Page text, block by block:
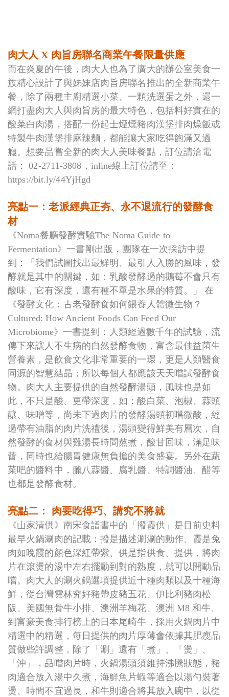
肉大人 X 肉旨房聯名商業午餐限量供應
而在炎夏的午後，肉大人也為了廣大的辦公室美食一
族精心設計了與姊妹店肉旨房聯名推出的全新商業午
餐，除了兩種主廚精選小菜、一顆洗選蛋之外，還一
網打盡肉大人與肉旨房的最大特色，包括料好實在的
酸菜白肉湯，搭配一份起士煙燻豬肉漢堡排肉燥飯或
特製牛肉漢堡排麻辣麵，都能讓大家吃得飽滿又過
癮。想要品嘗全新的肉大人美味餐點，訂位請洽電
話： 02-2711-3808，inline線上訂位請至：
https://bit.ly/44YjHgd
亮點一：老派經典正夯、永不退流行的發酵食
材
《Noma餐廳發酵實驗The Noma Guide to
Fermentation》一書剛出版，團隊在一次採訪中提
到：「我們試圖找出最鮮明、最引人入勝的風味，發
酵就是其中的關鍵，如：乳酸發酵過的鵝莓不會只有
酸味，它有深度，還有種不單是水果的特質。」 在
《發酵文化：古老發酵食如何餵養人體微生物？
Cultured: How Ancient Foods Can Feed Our
Microbiome》一書提到：人類經過數千年的試驗，流
傳下來讓人不生病的自然發酵食物，富含最佳益菌生
營養素，是飲食文化非常重要的一環，更是人類醫食
同源的智慧結晶；所以每個人都應該天天嚐試發酵食
物。肉大人主要提供的自然發酵湯頭，風味也是如
此，不只是酸、更帶深度，如：酸白菜、泡椒、蒜頭
釀、味噌等，尚未下過肉片的發酵湯頭初嚐微酸，經
過帶有油脂的肉片洗禮後，湯頭變得鮮美有層次，自
然發酵的食材與雞湯長時間熬煮，酸甘回味，滿足味
蕾，同時也給腸胃健康無負擔的美食盛宴。另外在蔬
菜吧的醬料中，臘八蒜醬、腐乳醬、特調醬油、醋等
也都是發酵食材。
亮點二： 肉要吃得巧、講究不將就
《山家清供》南宋食譜書中的「撥霞供」是目前史料
最早火鍋涮肉的記載：撥是描述涮涮的動作、霞是兔
肉如晚霞的顏色深紅帶紫、供是指供食、提供，將肉
片在滾燙的湯中左右擺動到對的熟度，就可以開動品
嚐。肉大人的涮火鍋選項提供近十種肉類以及十種海
鮮，從台灣雲林究好豬帶皮豬五花、伊比利豬肉松
阪、美國無骨牛小排、澳洲羊梅花、澳洲 M8 和牛、
到富豪美食排行榜上的日本尾崎牛，採用火鍋肉片中
精選中的精選，每日提供的肉片厚薄會依據其肥瘦品
質做些許調整，除了「涮」還有「煮」、「燙」、
「沖」，品嚐肉片時，火鍋湯頭須維持沸騰狀態，豬
肉適合放入湯中久煮，海鮮魚片蝦等適合以湯勺裝著
燙、時間不宜過長，和牛則適合將其放入碗中，以從